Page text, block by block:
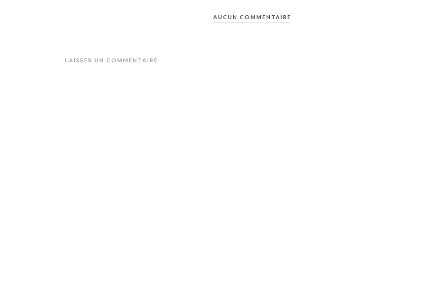
AUCUN COMMENTAIRE
LAISSER UN COMMENTAIRE